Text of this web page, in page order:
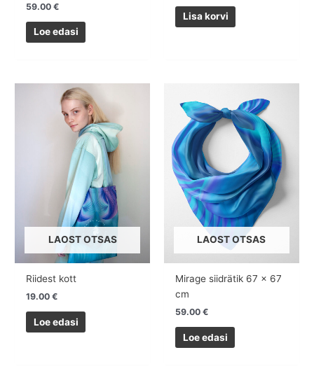
59.00€
Loe edasi
Lisa korvi
LAOST OTSAS
Riidest kott
19.00€
Loe edasi
LAOST OTSAS
Mirage siidrätik 67 x 67
cm
59.00€
Loe edasi